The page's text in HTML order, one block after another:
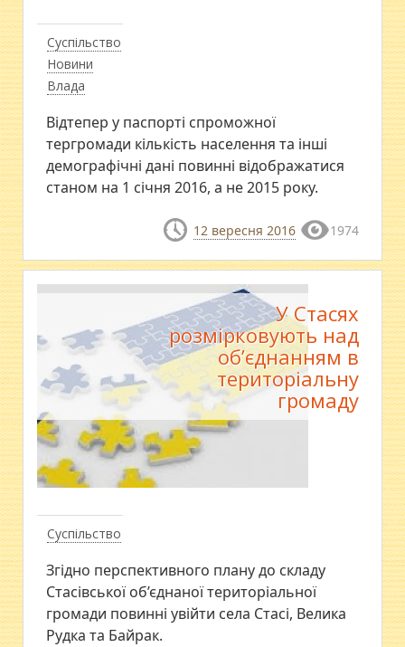
Суспільство
Новини
Влада
Відтепер у паспорті спроможної
тергромади кількість населення та інші
демографічні дані повинні відображатися
станом на 1 січня 2016, а не 2015 року.
12 вересня 2016 1974
Суспільство
У Стасях
розмірковують над
об’єднанням в
територіальну
громаду
Згідно перспективного плану до складу
Стасівської об’єднаної територіальної
громади повинні увійти села Стасі, Велика
Рудка та Байрак.